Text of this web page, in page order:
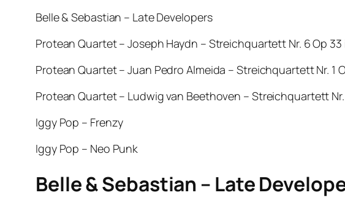
Belle & Sebastian – Late Developers
Protean Quartet – Joseph Haydn – Streichquartett Nr. 6 Op 33
Protean Quartet – Juan Pedro Almeida – Streichquartett Nr. 1
Protean Quartet – Ludwig van Beethoven – Streichquartett Nr.
Iggy Pop – Frenzy
Iggy Pop – Neo Punk
Belle & Sebastian – Late